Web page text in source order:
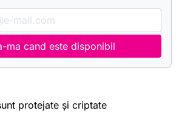
ma cand este disponibil
protejate și criptate